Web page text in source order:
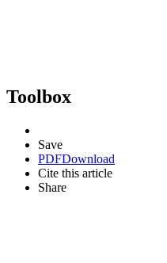
Toolbox
Save
PDFDownload
Cite this article
Share